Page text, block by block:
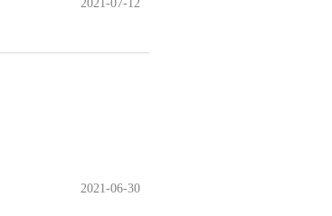
2021-07-12
2021-06-30